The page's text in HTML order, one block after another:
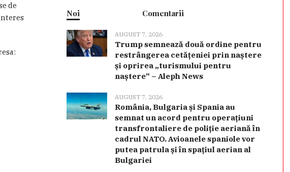
de
Noi Comentarii
AUGUST 7, 2026
Trump semnează două ordine pentru
restrângerea cetățeniei prin naștere
și oprirea „turismului pentru
naștere” – Aleph News
AUGUST 7, 2026
România, Bulgaria și Spania au
semnat un acord pentru operațiuni
transfrontaliere de poliție aeriană în
cadrul NATO. Avioanele spaniole vor
putea patrula și în spațiul aerian al
Bulgariei